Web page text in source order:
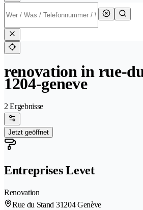
renovation in rue-
1204-geneve
2 Ergebnisse
Jetzt geöffnet
Entreprises Levet
Renovation
Rue du Stand 31204 Genève